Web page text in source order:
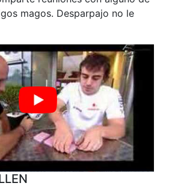
magos. Desparpajo no le